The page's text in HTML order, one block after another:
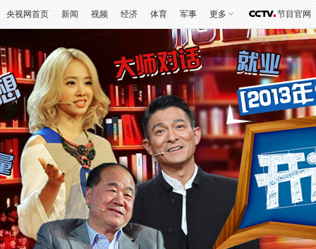
央视网首页 新闻 视频 经济 体育 军事 更多 节目官网